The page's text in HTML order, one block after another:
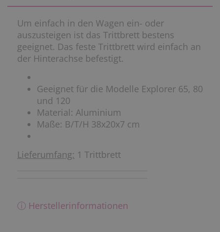
Um einfach in den Wagen ein- oder
auszusteigen ist das Trittbrett bestens
geeignet. Das feste Trittbrett wird einfach an
der Hinterachse befestigt.
Geeignet für die Modelle Explorer 65, 80
und 120
Material: Aluminium
Maße: B/T/H 38x20x7 cm
Lieferumfang: 1 Trittbrett
ⓘ Herstellerinformationen